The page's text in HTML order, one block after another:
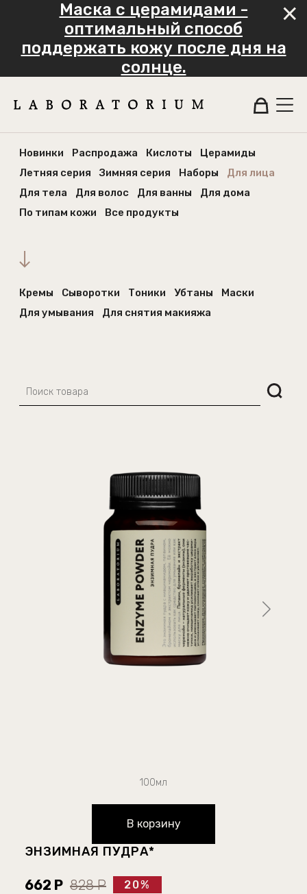
Маска с церамидами -
оптимальный способ
поддержать кожу после дня на
солнце.
Новинки Распродажа Кислоты
Церамиды
Летняя серия
Зимняя серия Наборы
Для лица
Для тела
Для волос Для ванны
Для дома
По типам кожи
Все продукты
Кремы Сыворотки Тоники Убтаны
Маски
Для умывания
Для снятия макияжа
100мл
В корзину
ЭНЗИМНАЯ ПУДРА*
662 Р 828 Р 20%